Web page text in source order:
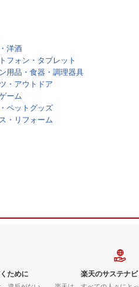
洋酒
フォン・タブレット
用品・食器・調理器具
・アウトドア
ーム
ペットグッズ
・リフォーム
ために 楽天のサステナビ